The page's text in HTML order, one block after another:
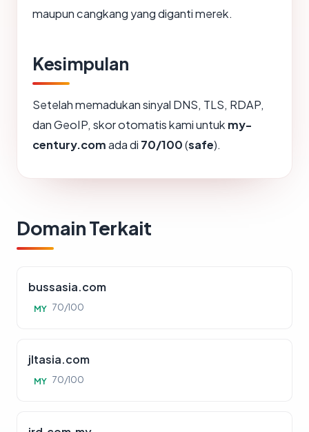
maupun cangkang yang diganti merek.
Kesimpulan
Setelah memadukan sinyal DNS, TLS, RDAP,
dan GeoIP, skor otomatis kami untuk my-
century.comada di 70/100(safe).
Domain Terkait
bussasia.com
MY 70/100
jltasia.com
MY 70/100